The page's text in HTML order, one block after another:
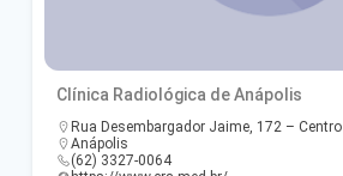
Clínica Radiológica de Anápolis
Rua Desembargador Jaime, 172 – Centro
Anápolis
(62) 3327-0064